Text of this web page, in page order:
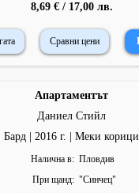
8,69 € / 17,00 лв.
Сравни цени
Апартаментът
Даниел Стийл
Бард | 2016 г. | Меки корици
Налична в
Пловдив
При щанд
"Синчец"